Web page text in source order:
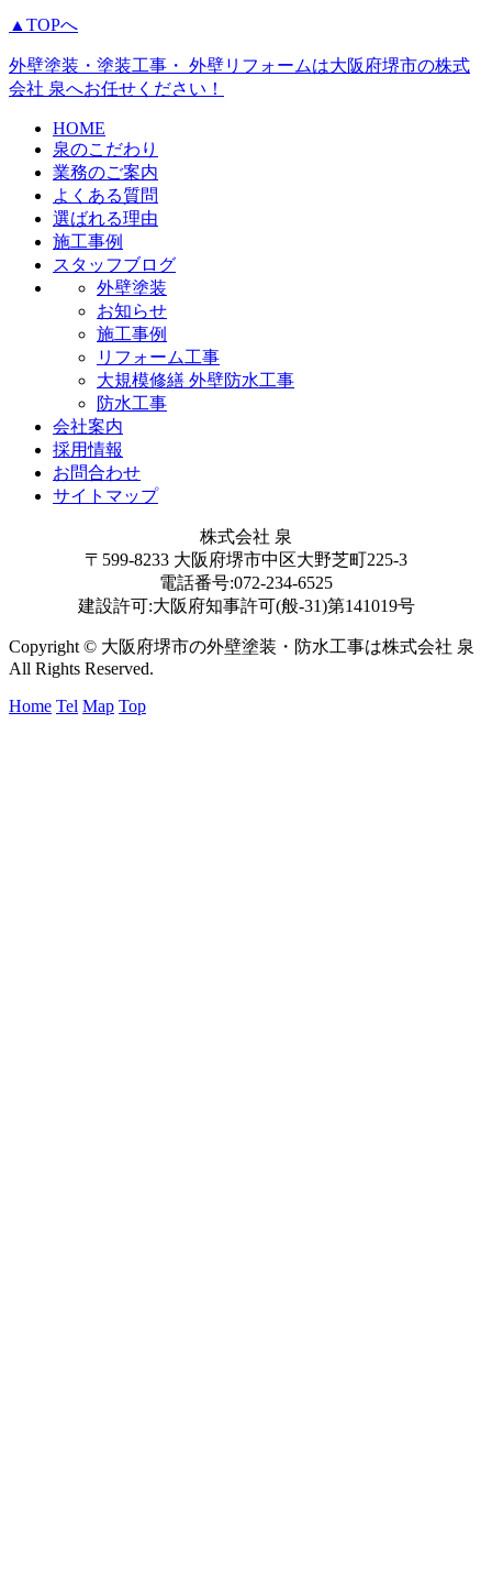
外壁塗装
防水工事
外壁塗装・塗装工事・ 外壁リフォームは大阪府堺市の株式
会社 泉へお任せください！
HOME
泉のこだわり
業務のご案内
よくある質問
選ばれる理由
施工事例
スタッフブログ
外壁塗装
お知らせ
施工事例
リフォーム工事
大規模修繕 外壁防水工事
防水工事
お問合わせ
〒599-8233 大阪府堺市中区大野芝町225-3
建設許可:大阪府知事許可(般-31)第141019号